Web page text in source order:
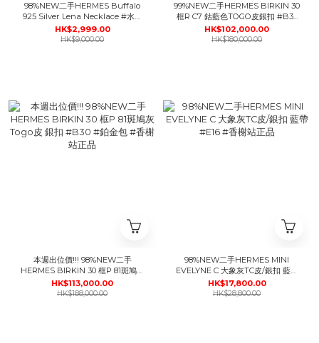
98%NEW二手HERMES Buffalo
925 Silver Lena Necklace #水牛
角項鍊 #香榭站正品
HK$2,999.00
HK$9,000.00
99%NEW二手HERMES BIRKIN 30
框R C7 鈷藍色TOGO皮銀扣 #B30
#香榭站正品
HK$102,000.00
HK$180,000.00
本週出位價!!! 98%NEW二手
HERMES BIRKIN 30 框P 81斑鳩灰
Togo皮 銀扣 #B30 #鉑金包 #香榭
站正品
HK$113,000.00
HK$188,000.00
98%NEW二手HERMES MINI
EVELYNE C 大象灰TC皮/銀扣 藍帶
#E16 #香榭站正品
HK$17,800.00
HK$28,800.00